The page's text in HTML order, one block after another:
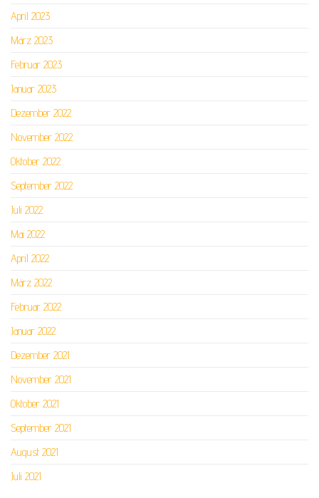
April 2023
März 2023
Februar 2023
Januar 2023
Dezember 2022
November 2022
Oktober 2022
September 2022
Juli 2022
Mai 2022
April 2022
März 2022
Februar 2022
Januar 2022
Dezember 2021
November 2021
Oktober 2021
September 2021
August 2021
Juli 2021